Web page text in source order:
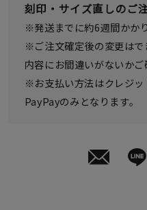
送
¥17,600
刻印・サイズ直しのご
※発送までに約6週間かかり
※ご注文確定後の変更は
内容にお間違いがないかご
※お支払い方法はクレジッ
PayPayのみとなります。